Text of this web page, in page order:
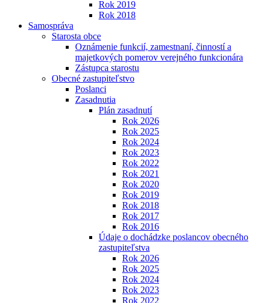
Rok 2019
Rok 2018
Samospráva
Starosta obce
Oznámenie funkcií, zamestnaní, činností a
majetkových pomerov verejného funkcionára
Zástupca starostu
Obecné zastupiteľstvo
Poslanci
Zasadnutia
Plán zasadnutí
Rok 2026
Rok 2025
Rok 2024
Rok 2023
Rok 2022
Rok 2021
Rok 2020
Rok 2019
Rok 2018
Rok 2017
Rok 2016
Údaje o dochádzke poslancov obecného
zastupiteľstva
Rok 2026
Rok 2025
Rok 2024
Rok 2023
Rok 2022